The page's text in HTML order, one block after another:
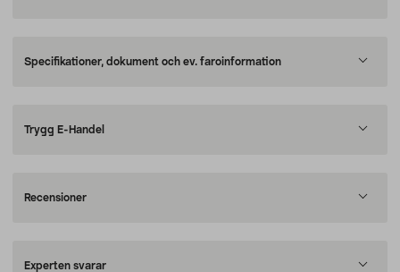
Specifikationer, dokument och ev. faroinformation
Trygg E-Handel
Recensioner
Experten svarar